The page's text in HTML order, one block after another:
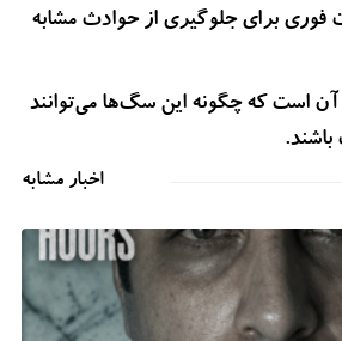
فوری برای جلوگیری از حوادث مشابه
آن است که چگونه این سگ‌ها می‌توانند
اخبار مشابه